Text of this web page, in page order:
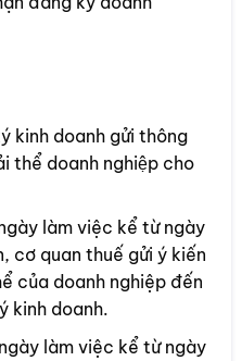
kinh doanh gửi thông
thể doanh nghiệp cho
làm việc kể từ ngày
cơ quan thuế gửi ý kiến
của doanh nghiệp đến
kinh doanh.
làm việc kể từ ngày